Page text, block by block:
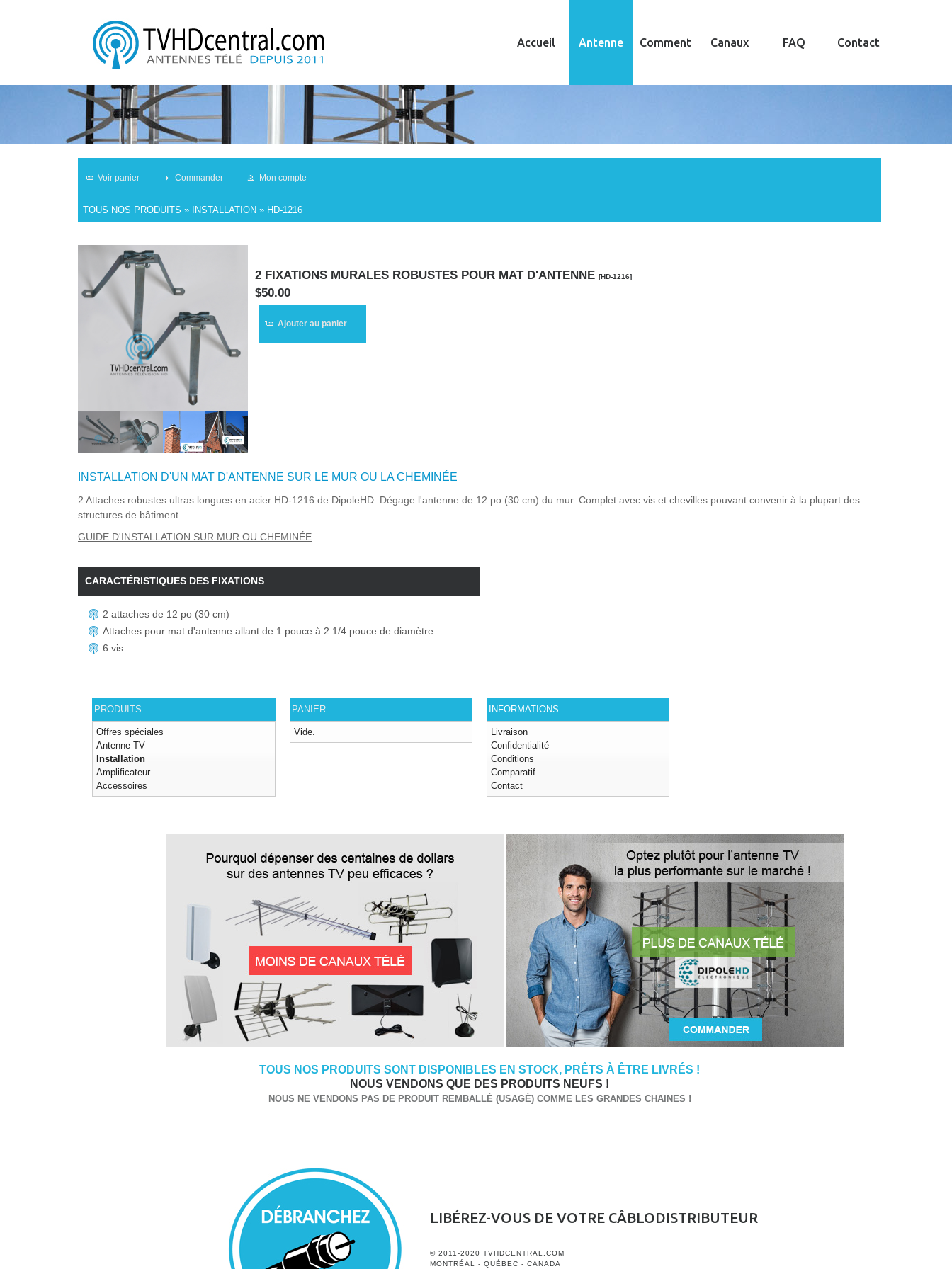
Accueil Antenne Comment Canaux FAQ Contact
Voir panier Commander Mon compte
TOUS NOS PRODUITS » INSTALLATION » HD-1216
2 FIXATIONS MURALES ROBUSTES POUR MAT D'ANTENNE[HD-1216]
$50.00
Ajouter au panier
INSTALLATION D'UN MAT D'ANTENNE SUR LE MUR OU LA CHEMINÉE
2 Attaches robustes ultras longues en acier HD-1216 de DipoleHD. Dégage l'antenne de 12 po (30 cm) du mur. Complet avec vis et chevilles pouvant convenir à la plupart des
structures de bâtiment.
GUIDE D'INSTALLATION SUR MUR OU CHEMINÉE
CARACTÉRISTIQUES DES FIXATIONS
2 attaches de 12 po (30 cm)
Attaches pour mat d'antenne allant de 1 pouce à 2 1/4 pouce de diamètre
6 vis
PRODUITS
Offres spéciales
Antenne TV
Installation
Amplificateur
Accessoires
PANIER
Vide.
INFORMATIONS
Livraison
Confidentialité
Conditions
Comparatif
Contact
TOUS NOS PRODUITS SONT DISPONIBLES EN STOCK, PRÊTS À ÊTRE LIVRÉS !
NOUS VENDONS QUE DES PRODUITS NEUFS !
NOUS NE VENDONS PAS DE PRODUIT REMBALLÉ (USAGÉ) COMME LES GRANDES CHAINES !
LIBÉREZ-VOUS DE VOTRE CÂBLODISTRIBUTEUR
© 2011-2020 TVHDCENTRAL.COM
MONTRÉAL - QUÉBEC - CANADA